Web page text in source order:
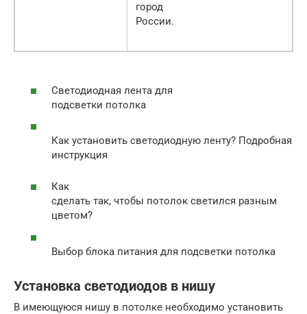
город
России.
Светодиодная лента для
подсветки потолка
Как установить светодиодную ленту? Подробная
инструкция
Как
сделать так, чтобы потолок светился разным
цветом?
Выбор блока питания для подсветки потолка
Установка светодиодов в нишу
В имеющуюся нишу в потолке необходимо установить